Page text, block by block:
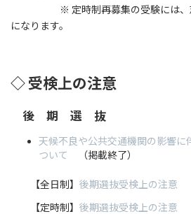
※ 定時制再募集の受験には、志
になります。
◇ 受検上の注意
後 期 選 抜
天候不良や公共交通機関の影響に
ついて
（掲載終了）
【全日制】 後期選抜受検上の注意
【定時制】 後期選抜受検上の注意